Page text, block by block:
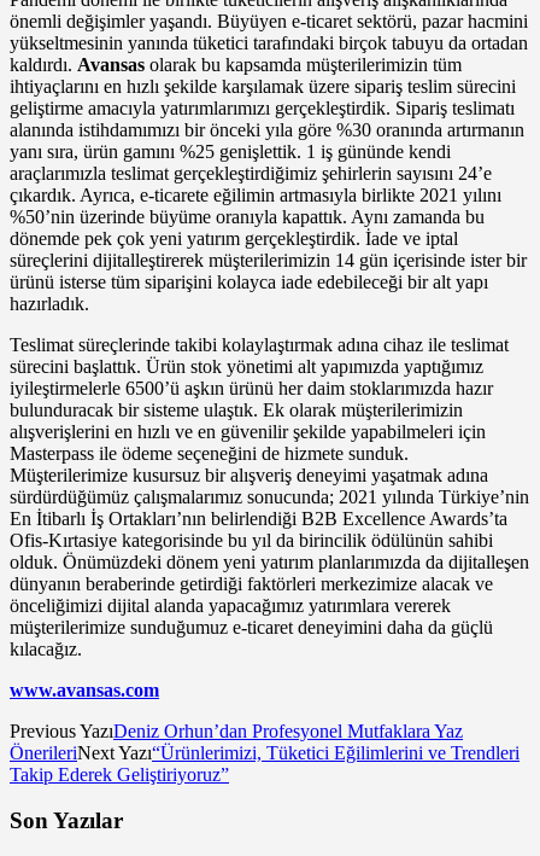
önemli değişimler yaşandı. Büyüyen e-ticaret sektörü, pazar hacmini
yük­seltmesinin yanında tüketici tarafın­daki birçok tabuyu da ortadan
kal­dırdı. Avansas olarak bu kapsamda müşterilerimizin tüm
ihtiyaçlarını en hızlı şekilde karşılamak üzere sipariş teslim sürecini
geliştirme amacıyla yatırımlarımızı gerçekleştirdik. Sipa­riş teslimatı
alanında istihdamımızı bir önceki yıla göre %30 oranında artırmanın
yanı sıra, ürün gamını %25 genişlettik. 1 iş gününde kendi
araçlarımızla teslimat gerçekleştirdi­ğimiz şehirlerin sayısını 24’e
çıkardık. Ayrıca, e-ticarete eğilimin artmasıyla birlikte 2021 yılını
%50’nin üzerinde büyüme oranıyla kapattık. Aynı zamanda bu
dönemde pek çok yeni yatırım gerçekleştirdik. İade ve iptal
süreçlerini dijitalleştirerek müşterilerimizin 14 gün içerisinde ister bir
ürünü isterse tüm siparişini kolayca iade edebileceği bir alt yapı
hazırladık.
Teslimat süreçlerinde takibi ko­laylaştırmak adına cihaz ile teslimat
sürecini başlattık. Ürün stok yönetimi alt yapımızda yaptığımız
iyileştirme­lerle 6500’ü aşkın ürünü her daim stoklarımızda hazır
bulunduracak bir sisteme ulaştık. Ek olarak müşterile­rimizin
alışverişlerini en hızlı ve en güvenilir şekilde yapabilmeleri için
Masterpass ile ödeme seçeneğini de hizmete sunduk.
Müşterilerimize kusursuz bir alışveriş deneyimi yaşatmak adına
sürdürdüğümüz çalışmalarımız so­nucunda; 2021 yılında Türkiye’nin
En İtibarlı İş Ortakları’nın belirlendiği B2B Excellence Awards’ta
Ofis-Kırta­siye kategorisinde bu yıl da birincilik ödülünün sahibi
olduk. Önümüzdeki dönem yeni yatırım planlarımızda da dijitalleşen
dünya­nın beraberinde getirdiği faktörleri merkezimize alacak ve
önceliğimizi dijital alanda yapacağımız yatırım­lara vererek
müşterilerimize sundu­ğumuz e-ticaret deneyimini daha da güçlü
kılacağız.
www.avansas.com
Previous YazıDeniz Orhun’dan Profesyonel Mutfaklara Yaz
ÖnerileriNext Yazı“Ürünlerimizi, Tüketici Eğilimlerini ve Trendleri
Takip Ederek Geliştiriyoruz”
Son Yazılar